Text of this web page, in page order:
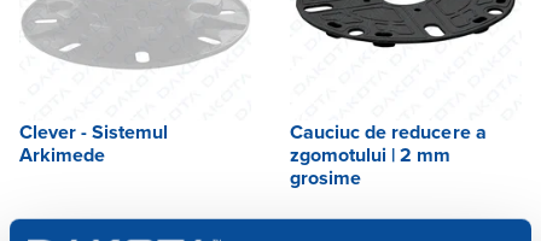
Clever - Sistemul
Arkimede
Cauciuc de reducere a
zgomotului | 2 mm
grosime